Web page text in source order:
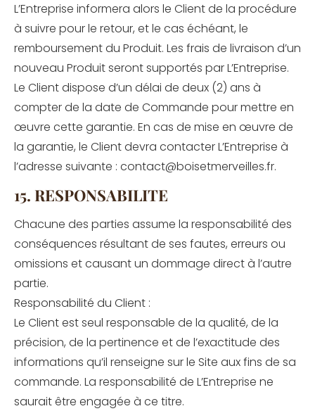
L’Entreprise informera alors le Client de la procédure
à suivre pour le retour, et le cas échéant, le
remboursement du Produit. Les frais de livraison d’un
nouveau Produit seront supportés par L’Entreprise.
Le Client dispose d’un délai de deux (2) ans à
compter de la date de Commande pour mettre en
œuvre cette garantie. En cas de mise en œuvre de
la garantie, le Client devra contacter L’Entreprise à
l’adresse suivante : contact@boisetmerveilles.fr.
15. RESPONSABILITE
Chacune des parties assume la responsabilité des
conséquences résultant de ses fautes, erreurs ou
omissions et causant un dommage direct à l’autre
partie.
Responsabilité du Client :
Le Client est seul responsable de la qualité, de la
précision, de la pertinence et de l’exactitude des
informations qu’il renseigne sur le Site aux fins de sa
commande. La responsabilité de L’Entreprise ne
saurait être engagée à ce titre.